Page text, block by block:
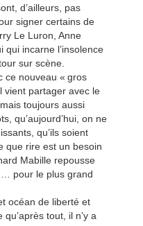
d’ailleurs, pas
signer certains de
Le Luron, Anne
incarne l’insolence
sur scène.
ce nouveau « gros
vient partager avec le
toujours aussi
qu’aujourd’hui, on ne
qu’ils soient
que rire est un besoin
Mabille repousse
… pour le plus grand
océan de liberté et
tout, il n’y a